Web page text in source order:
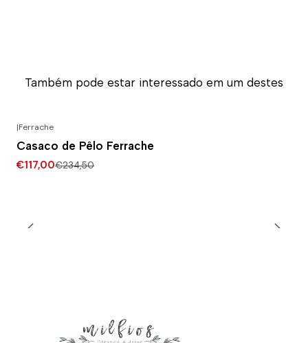
Também pode estar interessado em um destes
|Ferrache
Casaco de Pêlo Ferrache
€117,00€234,50